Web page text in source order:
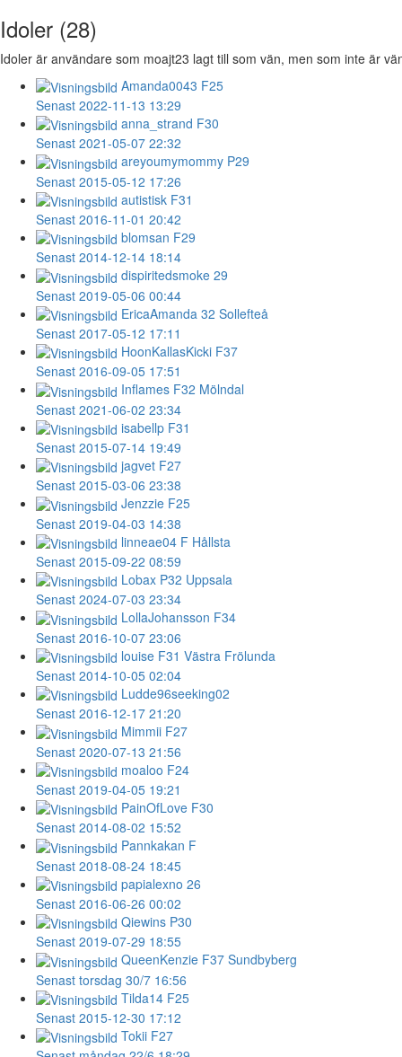
Idoler (28)
Idoler är användare som moajt23 lagt till som vän, men som inte är
Amanda0043 F25
Senast 2022-11-13 13:29
anna_strand F30
Senast 2021-05-07 22:32
areyoumymommy P29
Senast 2015-05-12 17:26
autistisk F31
Senast 2016-11-01 20:42
blomsan F29
Senast 2014-12-14 18:14
dispiritedsmoke 29
Senast 2019-05-06 00:44
EricaAmanda 32 Sollefteå
Senast 2017-05-12 17:11
HoonKallasKicki F37
Senast 2016-09-05 17:51
Inflames F32 Mölndal
Senast 2021-06-02 23:34
isabellp F31
Senast 2015-07-14 19:49
jagvet F27
Senast 2015-03-06 23:38
Jenzzie F25
Senast 2019-04-03 14:38
linneae04 F Hållsta
Senast 2015-09-22 08:59
Lobax P32 Uppsala
Senast 2024-07-03 23:34
LollaJohansson F34
Senast 2016-10-07 23:06
louise F31 Västra Frölunda
Senast 2014-10-05 02:04
Ludde96seeking02
Senast 2016-12-17 21:20
Mimmii F27
Senast 2020-07-13 21:56
moaloo F24
Senast 2019-04-05 19:21
PainOfLove F30
Senast 2014-08-02 15:52
Pannkakan F
Senast 2018-08-24 18:45
papialexno 26
Senast 2016-06-26 00:02
Qiewins P30
Senast 2019-07-29 18:55
QueenKenzie F37 Sundbyberg
Senast torsdag 30/7 16:56
Tilda14 F25
Senast 2015-12-30 17:12
Tokii F27